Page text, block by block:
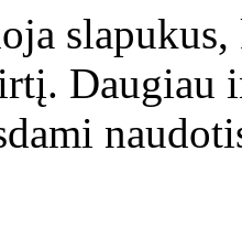
Daugiau